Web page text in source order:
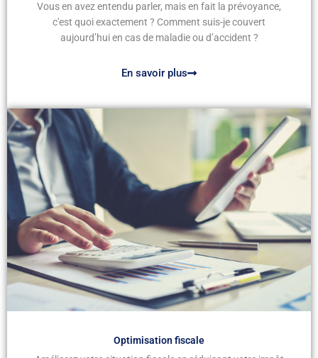
Vous en avez entendu parler, mais en fait la prévoyance,
c'est quoi exactement ? Comment suis-je couvert
aujourd’hui en cas de maladie ou d’accident ?
En savoir plus
Optimisation fiscale